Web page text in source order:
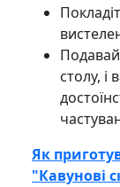
столу, і
Як
"Кавунові